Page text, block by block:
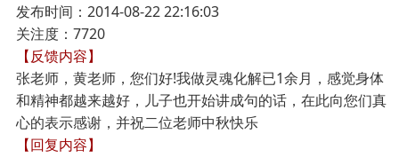
发布时间：2014-08-22 22:16:03
关注度：7720
【反馈内容】
张老师，黄老师，您们好!我做灵魂化解已1余月，感觉身体
和精神都越来越好，儿子也开始讲成句的话，在此向您们真
心的表示感谢，并祝二位老师中秋快乐
【回复内容】